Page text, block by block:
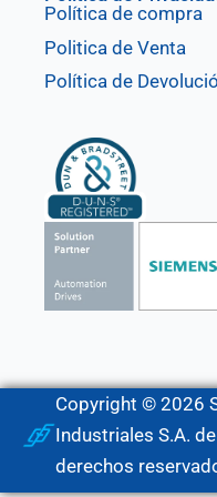
Política de compra
Politica de Venta
Política de
Copyright © 2026
Industriales S.A.
derechos